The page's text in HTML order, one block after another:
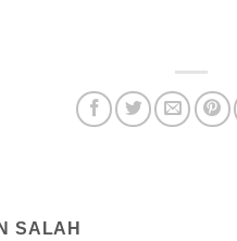
SALAH